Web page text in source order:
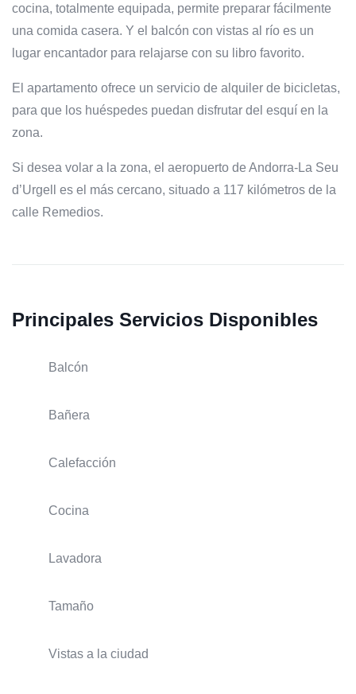
cocina, totalmente equipada, permite preparar fácilmente
una comida casera. Y el balcón con vistas al río es un
lugar encantador para relajarse con su libro favorito.
El apartamento ofrece un servicio de alquiler de bicicletas,
para que los huéspedes puedan disfrutar del esquí en la
zona.
Si desea volar a la zona, el aeropuerto de Andorra-La Seu
d’Urgell es el más cercano, situado a 117 kilómetros de la
calle Remedios.
Principales Servicios Disponibles
Balcón
Bañera
Calefacción
Cocina
Lavadora
Tamaño
Vistas a la ciudad